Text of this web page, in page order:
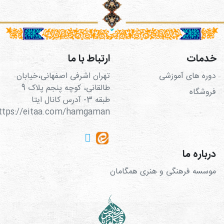
خدمات
دوره های آموزشی
فروشگاه
ارتباط با ما
تهران اشرفی اصفهانی،خیابان
طالقانی، کوچه پنجم پلاک 9
طبقه 3- آدرس کانال ایتا
https://eitaa.com/hamgaman
درباره ما
موسسه فرهنگی و هنری همگامان